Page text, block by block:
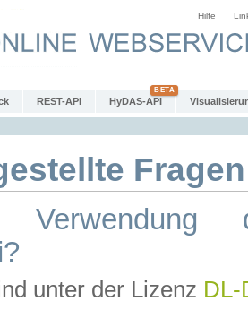
Hilfe
REST-API HyDAS-API
unter der Lizenz